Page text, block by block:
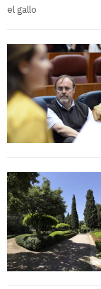
el gallo